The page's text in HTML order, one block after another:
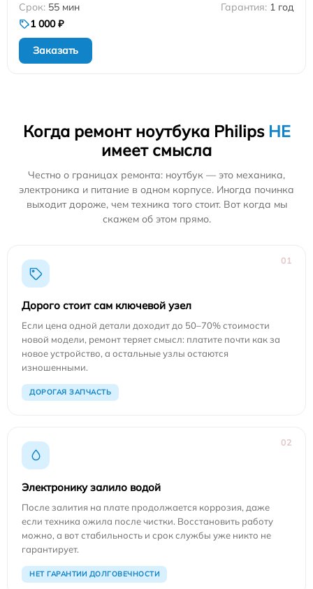
55 мин
1 год
1 000 ₽
Заказать
Когда ремонт ноутбука Philips НЕ
имеет смысла
Честно о границах ремонта: ноутбук — это механика,
электроника и питание в одном корпусе. Иногда починка
выходит дороже, чем техника того стоит. Вот когда мы
скажем об этом прямо.
01
Дорого стоит сам ключевой узел
Если цена одной детали доходит до 50–70% стоимости
новой модели, ремонт теряет смысл: платите почти как за
новое устройство, а остальные узлы остаются
изношенными.
ДОРОГАЯ ЗАПЧАСТЬ
02
Электронику залило водой
После залития на плате продолжается коррозия, даже
если техника ожила после чистки. Восстановить работу
можно, а вот стабильность и срок службы уже никто не
гарантирует.
НЕТ ГАРАНТИИ ДОЛГОВЕЧНОСТИ